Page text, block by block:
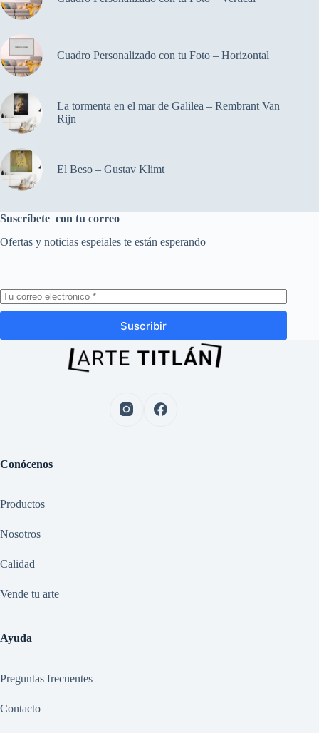
Cuadro Personalizado con tu Foto – Horizontal
La tormenta en el mar de Galilea – Rembrant Van
Rijn
El Beso – Gustav Klimt
Suscríbete con tu correo
Ofertas y noticias espeiales te están esperando
Suscribir
Conócenos
Productos
Nosotros
Calidad
Vende tu arte
Ayuda
Preguntas frecuentes
Contacto